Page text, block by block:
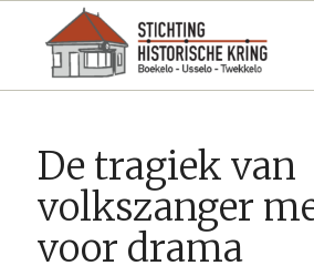
De tragiek van
volkszanger
voor drama